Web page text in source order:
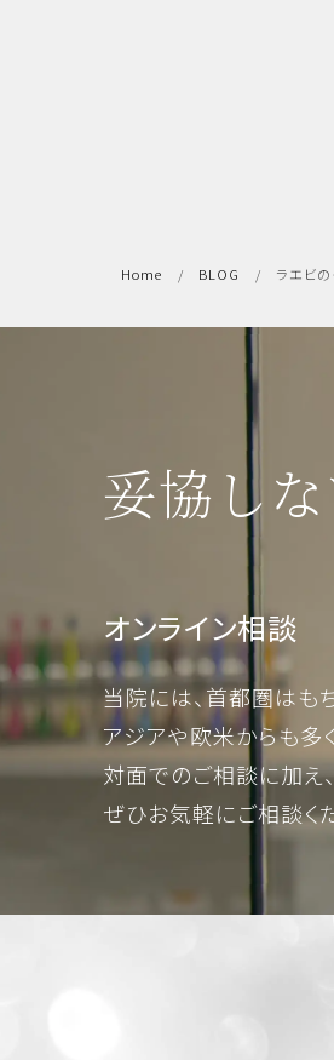
Home BLOG ラエビの
妥協しな
オンライン相談
当院には、首都圏はも
アジアや欧米からも多
対面でのご相談に加え
ぜひお気軽にご相談く